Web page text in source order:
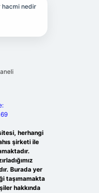
hacmi nedir
herhangi
şirketi ile
Burada yer
taşımamakta
hakkında